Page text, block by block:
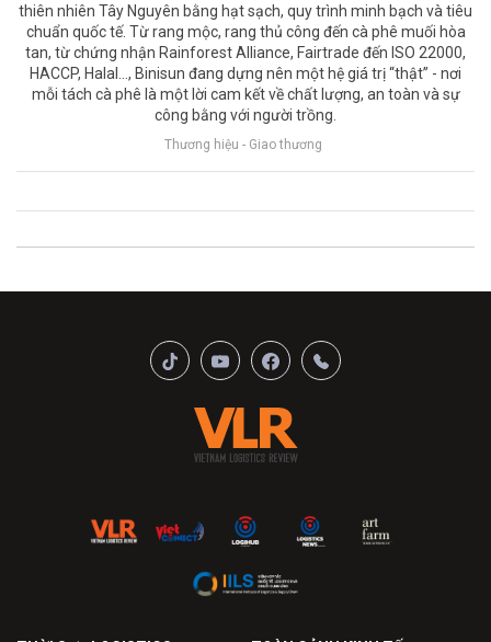
thiên nhiên Tây Nguyên bằng hạt sạch, quy trình minh bạch và tiêu
chuẩn quốc tế. Từ rang mộc, rang thủ công đến cà phê muối hòa
tan, từ chứng nhận Rainforest Alliance, Fairtrade đến ISO 22000,
HACCP, Halal…, Binisun đang dựng nên một hệ giá trị “thật” - nơi
mỗi tách cà phê là một lời cam kết về chất lượng, an toàn và sự
công bằng với người trồng.
Thương hiệu - Giao thương